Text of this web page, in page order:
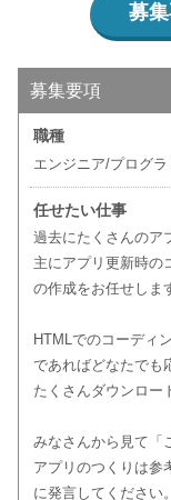
募
募集要項
職種
エンジニア/プログラ
任せたい仕事
過去にたくさんのア
主にアプリ更新時の
の作成をお任せしま
HTMLでのコーディ
であればどなたでも
たくさんダウンロー
みなさんから見て「
アプリのつくりは参
に発言してください